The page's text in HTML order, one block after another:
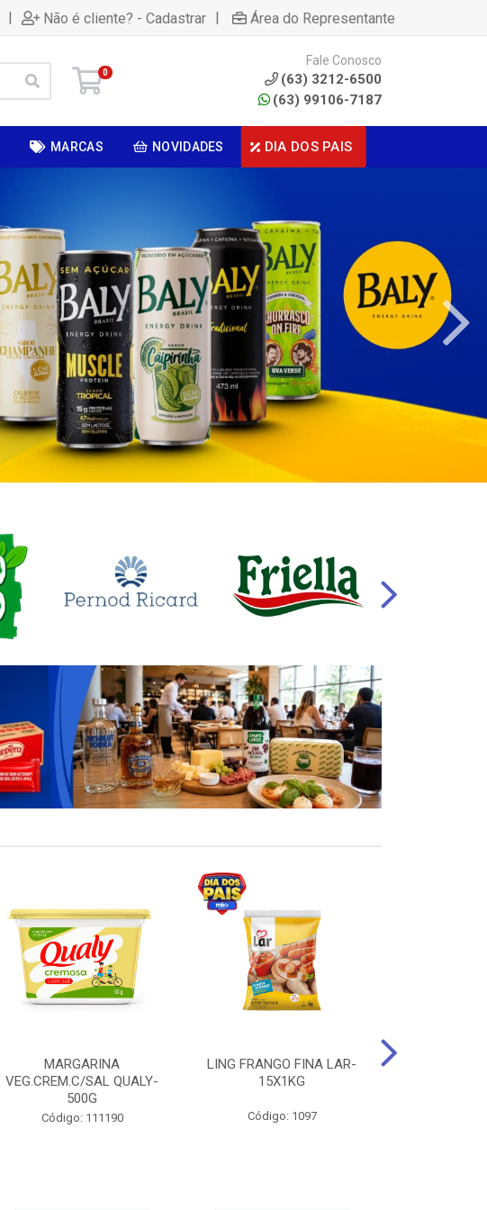
| Não é cliente? - Cadastrar | Área do Representante
0
Fale Conosco
(63) 3212-6500
(63) 99106-7187
MARCAS NOVIDADES DIA DOS PAIS
MARGARINA
VEG.CREM.C/SAL QUALY-
500G
Código: 111190
LING FRANGO FINA LAR-
15X1KG
Código: 1097